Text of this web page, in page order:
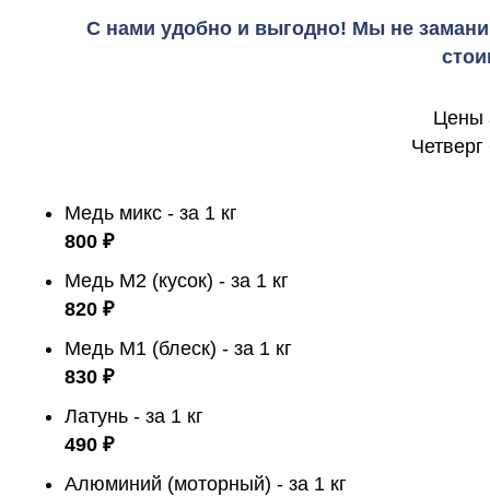
С нами удобно и выгодно! Мы не
Цены
Четверг
Медь микс - за 1 кг
800 ₽
Медь М2 (кусок) - за 1 кг
820 ₽
Медь М1 (блеск) - за 1 кг
830 ₽
Латунь - за 1 кг
490 ₽
Алюминий (моторный) - за 1 кг